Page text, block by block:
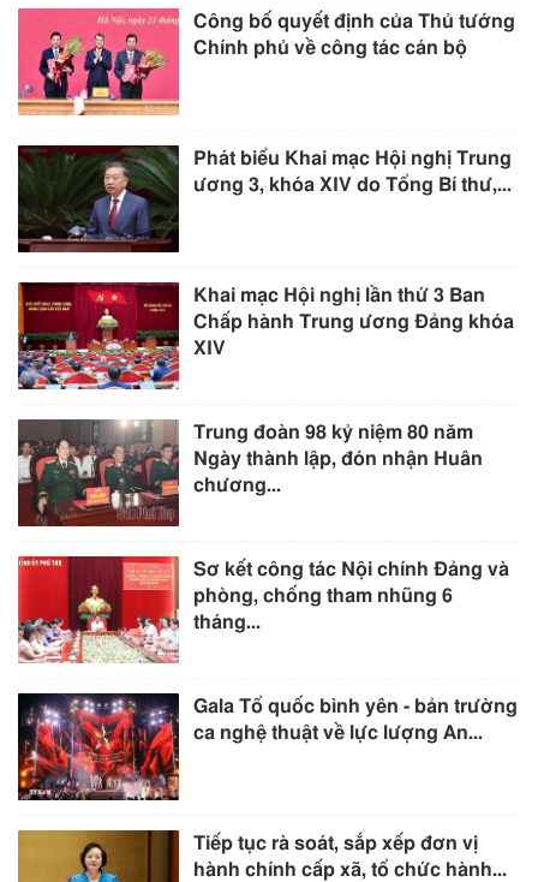
Công bố quyết định của Thủ tướng
Chính phủ về công tác cán bộ
Phát biểu Khai mạc Hội nghị Trung
ương 3, khóa XIV do Tổng Bí thư,...
Khai mạc Hội nghị lần thứ 3 Ban
Chấp hành Trung ương Đảng khóa
XIV
Trung đoàn 98 kỷ niệm 80 năm
Ngày thành lập, đón nhận Huân
chương...
Sơ kết công tác Nội chính Đảng và
phòng, chống tham nhũng 6
tháng...
Gala Tổ quốc bình yên - bản trường
ca nghệ thuật về lực lượng An...
Tiếp tục rà soát, sắp xếp đơn vị
hành chính cấp xã, tổ chức hành...